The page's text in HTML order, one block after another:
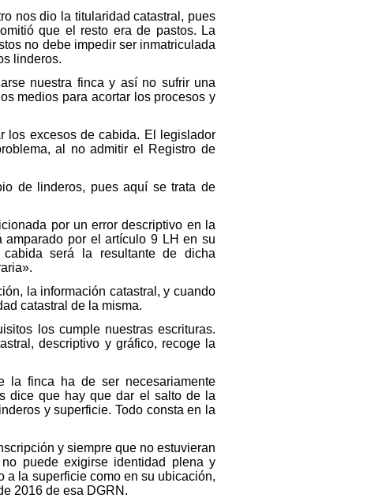
nos dio la titularidad catastral, pues
que el resto era de pastos. La
no debe impedir ser inmatriculada
linderos.
nuestra finca y así no sufrir una
medios para acortar los procesos y
los excesos de cabida. El legislador
al no admitir el Registro de
de linderos, pues aquí se trata de
por un error descriptivo en la
amparado por el artículo 9 LH en su
será la resultante de dicha
la información catastral, y cuando
catastral de la misma.
los cumple nuestras escrituras.
descriptivo y gráfico, recoge la
la finca ha de ser necesariamente
dice que hay que dar el salto de la
y superficie. Todo consta en la
y siempre que no estuvieran
puede exigirse identidad plena y
a la superficie como en su ubicación,
2016 de esa DGRN.